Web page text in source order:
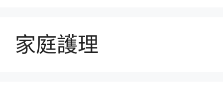
家庭護理